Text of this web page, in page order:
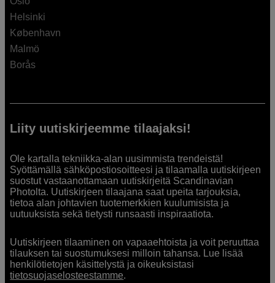
Helsinki
København
Malmö
Borås
Liity uutiskirjeemme tilaajaksi!
Ole kartalla tekniikka-alan uusimmista trendeistä!
Syöttämällä sähköpostiosoitteesi ja tilaamalla uutiskirjeen
suostut vastaanottamaan uutiskirjeitä Scandinavian
Photolta. Uutiskirjeen tilaajana saat upeita tarjouksia,
tietoa alan johtavien tuotemerkkien kuulumisista ja
uutuuksista sekä tietysti runsaasti inspiraatiota.
Uutiskirjeen tilaaminen on vapaaehtoista ja voit peruuttaa
tilauksen tai suostumuksesi milloin tahansa. Lue lisää
henkilötietojen käsittelystä ja oikeuksistasi
tietosuojaselosteestamme.